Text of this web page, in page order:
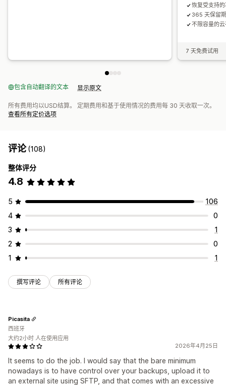
恢复受支持
365 天保留
不限容量的
7 天免费试用
包含自动翻译的文本 显示原文
所有费用均以USD结算。 定期费用和基于使用情况的费用每 30 天收取一次。
查看所有定价选项
评论(108)
整体评分
4.8
5
106
4
0
3
1
2
0
1
1
撰写评论 所有评论
2026年4月25日
It seems to do the job. I would say that the bare minimum
nowadays is to have control over your backups, upload it to
an external site using SFTP, and that comes with an excessive
Picasita
西班牙
大约2小时 人在使用应用